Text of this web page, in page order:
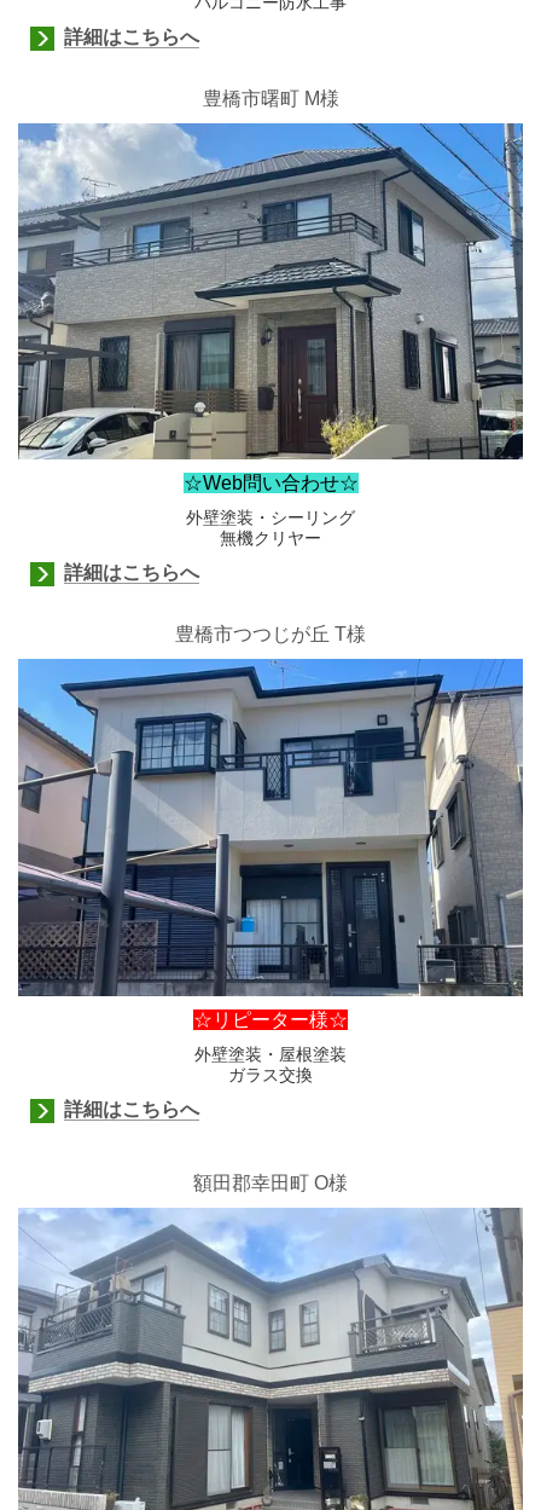
詳細はこちらへ
豊橋市曙町M様
☆Web問い合わせ☆
外壁塗装・シーリング
無機クリヤー
詳細はこちらへ
豊橋市つつじが丘 T様
☆リピーター様☆
外壁塗装・屋根塗装
ガラス交換
詳細はこちらへ
額田郡幸田町 O様